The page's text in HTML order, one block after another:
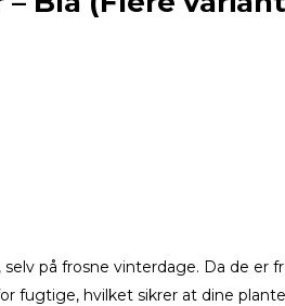
selv på frosne vinterdage. Da de
fugtige, hvilket sikrer at dine